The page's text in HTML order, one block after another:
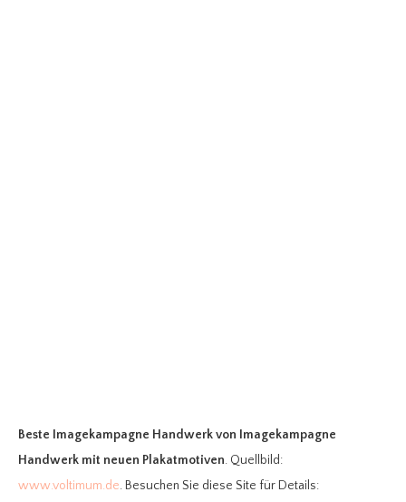
Beste Imagekampagne Handwerkvon Imagekampagne
Handwerk mit neuen Plakatmotiven. Quellbild:
www.voltimum.de. Besuchen Sie diese Site für Details: